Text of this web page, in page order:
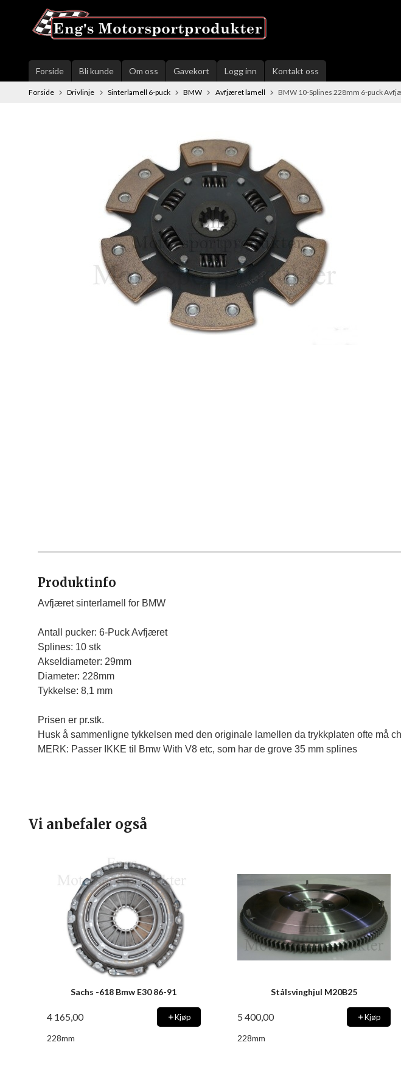
innholdet
Forside Bli kunde Om oss Gavekort Logg inn Kontakt oss
Forside Drivlinje Sinterlamell 6-puck BMW Avfjæret lamell BMW 10-Splines 228mm 6-puck
Produktinfo
Avfjæret sinterlamell for BMW
Antall pucker: 6-Puck Avfjæret
Splines: 10 stk
Akseldiameter: 29mm
Diameter: 228mm
Tykkelse: 8,1 mm
Prisen er pr.stk.
Husk å sammenligne tykkelsen med den originale lamellen da trykkplaten ofte må
MERK: Passer IKKE til Bmw With V8 etc, som har de grove 35 mm splines
Vi anbefaler også
Sachs -618 Bmw E30 86-91
4 165,00 Kjøp
228mm
Stålsvinghjul M20B25
5 400,00 Kjøp
228mm